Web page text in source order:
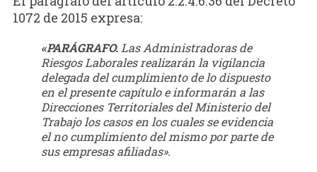
1072 de 2015 expresa:
«PARÁGRAFO.Las Administradoras de
Riesgos Laborales realizarán la vigilancia
delegada del cumplimiento de lo dispuesto
en el presente capítulo e informarán a las
Direcciones Territoriales del Ministerio del
Trabajo los casos en los cuales se evidencia
el no cumplimiento del mismo por parte de
sus empresas afiliadas».